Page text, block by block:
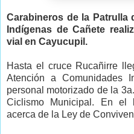
Carabineros de la Patrulla
Indígenas de Cañete
vial en Cayucupil.
Hasta el cruce Rucañirre
Atención a Comunidades
personal motorizado de la
Ciclismo Municipal. En el
acerca de la Ley de